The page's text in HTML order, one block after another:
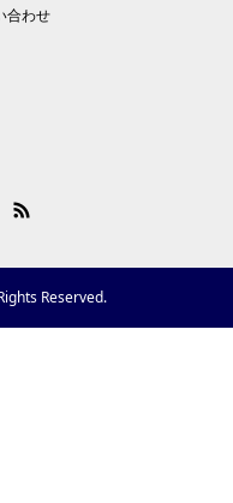
合わせ
Reserved.